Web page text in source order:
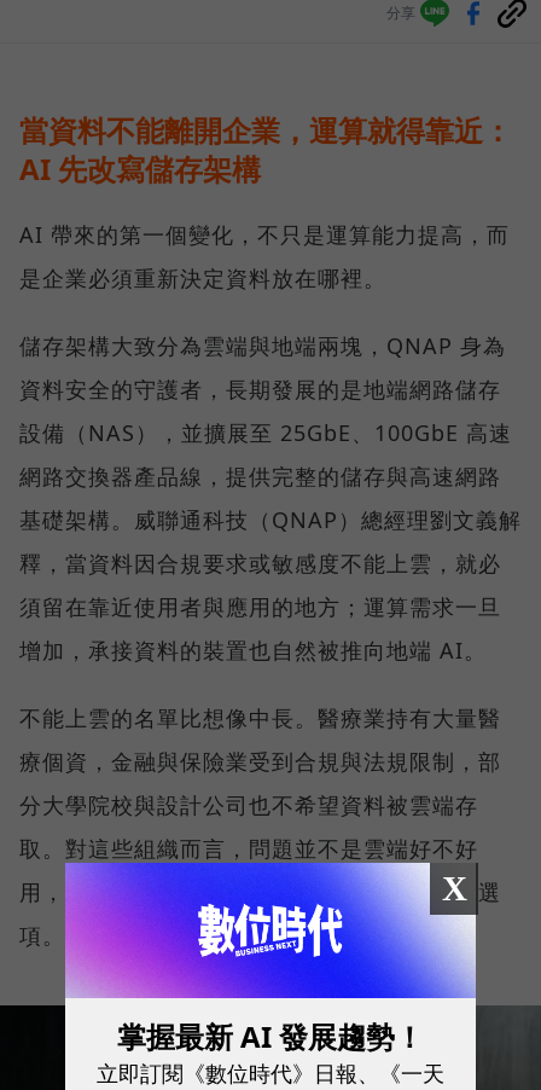
分享
當資料不能離開企業，運算就得靠近：
AI 先改寫儲存架構
AI 帶來的第一個變化，不只是運算能力提高，而
是企業必須重新決定資料放在哪裡。
儲存架構大致分為雲端與地端兩塊，QNAP 身為
資料安全的守護者，長期發展的是地端網路儲存
設備（NAS），並擴展至 25GbE、100GbE 高速
網路交換器產品線，提供完整的儲存與高速網路
基礎架構。威聯通科技（QNAP）總經理劉文義解
釋，當資料因合規要求或敏感度不能上雲，就必
須留在靠近使用者與應用的地方；運算需求一旦
增加，承接資料的裝置也自然被推向地端 AI。
不能上雲的名單比想像中長。醫療業持有大量醫
療個資，金融與保險業受到合規與法規限制，部
分大學院校與設計公司也不希望資料被雲端存
取。對這些組織而言，問題並不是雲端好不好
用，而是一開始就沒有把核心資料全面上雲的選
項。
X
掌握最新 AI 發展趨勢！
立即訂閱《數位時代》日報、《一天